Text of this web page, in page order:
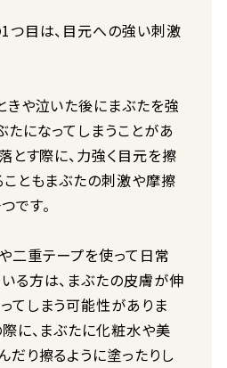
つ目は、目元への強い刺激
きや泣いた後にまぶたを強
たになってしまうことがあ
とす際に、力強く目元を擦
こともまぶたの刺激や摩擦
です。
二重テープを使って日常
る方は、まぶたの皮膚が伸
てしまう可能性がありま
に、まぶたに化粧水や美
だり擦るように塗ったりし